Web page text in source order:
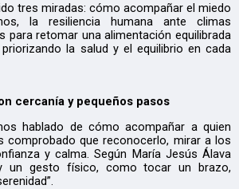
tres miradas: cómo acompañar el miedo
la resiliencia humana ante climas
para retomar una alimentación equilibrada
la salud y el equilibrio en cada
cercanía y pequeños pasos
hablado de cómo acompañar a quien
comprobado que reconocerlo, mirar a los
y calma. Según María Jesús Álava
un gesto físico, como tocar un brazo,